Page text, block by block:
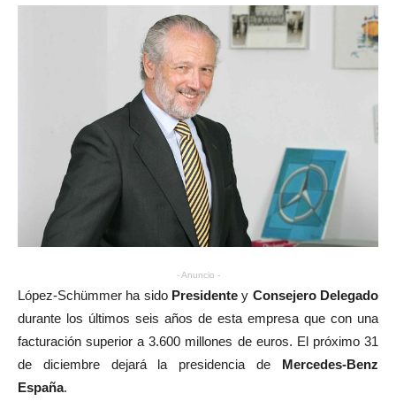
- Anuncio -
López-Schümmer ha sido Presidentey Consejero Delegado
durante los últimos seis años de esta empresa que con una
facturación superior a 3.600 millones de euros. El próximo 31
de diciembre dejará la presidencia de Mercedes-Benz
España.